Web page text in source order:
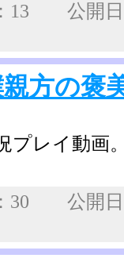
：13 公開
親方の褒
プレイ動画
：30 公開